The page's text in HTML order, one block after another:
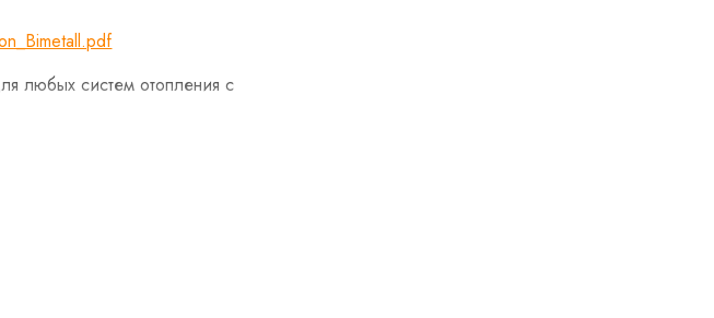
любых систем отопления с
REVOLUTION.